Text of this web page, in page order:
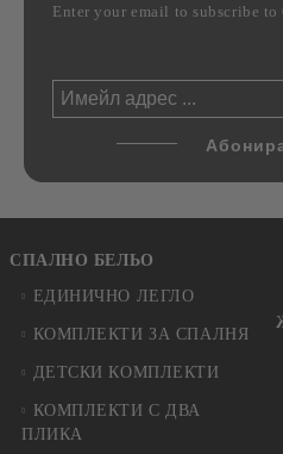
Enter your email to
СПАЛНО БЕЛЬО
ЕДИНИЧНО ЛЕГЛО
КОМПЛЕКТИ ЗА СПАЛНЯ
ДЕТСКИ КОМПЛЕКТИ
КОМПЛЕКТИ С ДВА
ПЛИКА